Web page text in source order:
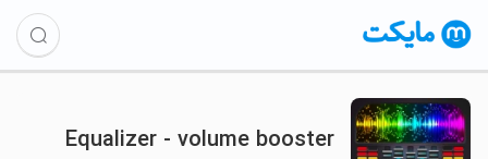
Equalizer - volume booster